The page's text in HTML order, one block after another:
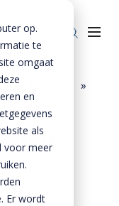
op.
te
omgaat
en
als
voor meer
Er wordt
»
»